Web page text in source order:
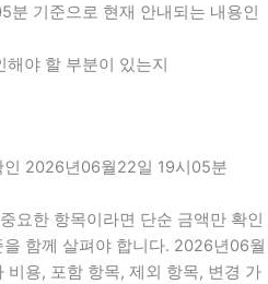
분 기준으로 현재 안내되는 내용인
해야 할 부분이 있는지
2026년06월22일 19시05분
요한 항목이라면 단순 금액만 확인
함께 살펴야 합니다. 2026년06월
용, 포함 항목, 제외 항목, 변경 가